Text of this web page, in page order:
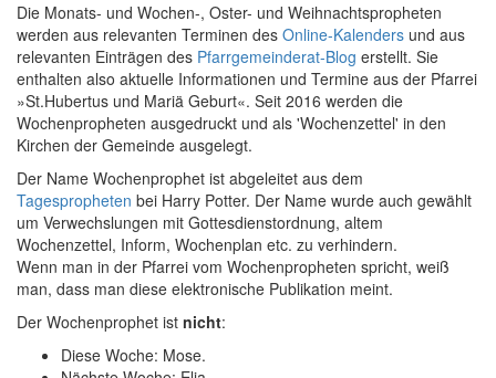
Die Monats- und Wochen-, Oster- und Weihnachtspropheten
werden aus relevanten Terminen des Online-Kalenders und aus
relevanten Einträgen des Pfarrgemeinderat-Blog erstellt. Sie
enthalten also aktuelle Informationen und Termine aus der Pfarrei
»St.Hubertus und Mariä Geburt«. Seit 2016 werden die
Wochenpropheten ausgedruckt und als 'Wochenzettel' in den
Kirchen der Gemeinde ausgelegt.
Der Name Wochenprophet ist abgeleitet aus dem
Tagespropheten bei Harry Potter. Der Name wurde auch gewählt
um Verwechslungen mit Gottesdienstordnung, altem
Wochenzettel, Inform, Wochenplan etc. zu verhindern.
Wenn man in der Pfarrei vom Wochenpropheten spricht, weiß
man, dass man diese elektronische Publikation meint.
Der Wochenprophet ist nicht:
Diese Woche: Mose.